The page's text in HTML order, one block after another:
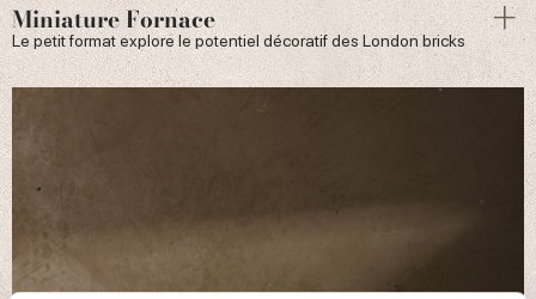
Miniature Fornace
Le petit format explore le potentiel décoratif des London bricks